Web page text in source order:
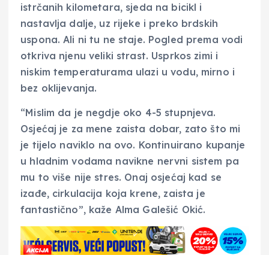
istrčanih kilometara, sjeda na bicikl i
nastavlja dalje, uz rijeke i preko brdskih
uspona. Ali ni tu ne staje. Pogled prema vodi
otkriva njenu veliki strast. Usprkos zimi i
niskim temperaturama ulazi u vodu, mirno i
bez oklijevanja.
“Mislim da je negdje oko 4-5 stupnjeva.
Osjećaj je za mene zaista dobar, zato što mi
je tijelo naviklo na ovo. Kontinuirano kupanje
u hladnim vodama navikne nervni sistem pa
mu to više nije stres. Onaj osjećaj kad se
izađe, cirkulacija koja krene, zaista je
fantastično”, kaže Alma Galešić Okić.